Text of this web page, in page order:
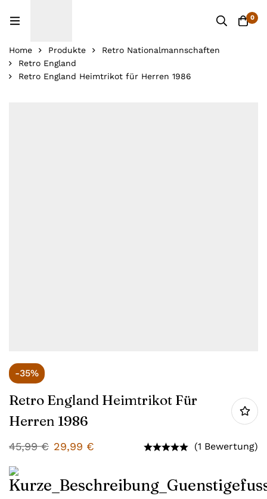
0
Home Produkte
Retro Nationalmannschaften
Retro England
Retro England Heimtrikot für Herren 1986
-35%
Retro England Heimtrikot Für
Herren 1986
45,99€ 29,99 € (1 Bewertung)